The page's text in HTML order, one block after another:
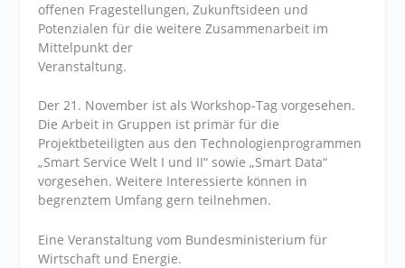
offenen Fragestellungen, Zukunftsideen und
Potenzialen für die weitere Zusammenarbeit im
Mittelpunkt der
Veranstaltung.
Der 21. November ist als Workshop-Tag vorgesehen.
Die Arbeit in Gruppen ist primär für die
Projektbeteiligten aus den Technologienprogrammen
„Smart Service Welt I und II“ sowie „Smart Data“
vorgesehen. Weitere Interessierte können in
begrenztem Umfang gern teilnehmen.
Eine Veranstaltung vom Bundesministerium für
Wirtschaft und Energie.